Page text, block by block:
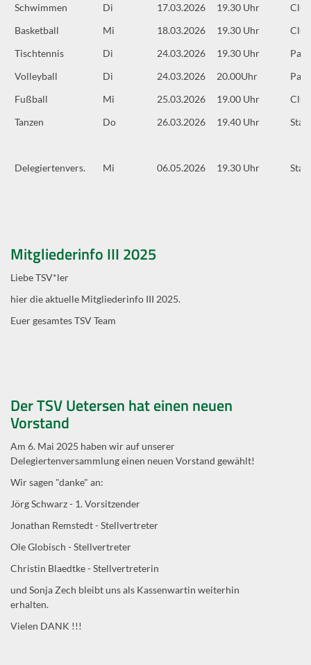
Schwimmen
Di 17.03.2026 19.30 Uhr
Basketball
Mi 18.03.2026 19.30 Uhr
Tischtennis
Di 24.03.2026 19.30 Uhr
Volleyball
Di 24.03.2026 20.00Uhr
Fußball
Mi 25.03.2026 19.00 Uhr
Tanzen
Do 26.03.2026 19.40 Uhr
Delegiertenvers. Mi 06.05.2026 19.30 Uhr
Mitgliederinfo III 2025
Liebe TSV*ler
hier die aktuelle Mitgliederinfo III 2025.
Euer gesamtes TSV Team
Der TSV Uetersen hat einen neuen
Vorstand
Am 6. Mai 2025 haben wir auf unserer
Delegiertenversammlung einen neuen Vorstand gewählt!
Wir sagen "danke" an:
Jörg Schwarz - 1. Vorsitzender
Jonathan Remstedt - Stellvertreter
Ole Globisch - Stellvertreter
Christin Blaedtke - Stellvertreterin
und Sonja Zech bleibt uns als Kassenwartin weiterhin
erhalten.
Vielen DANK !!!